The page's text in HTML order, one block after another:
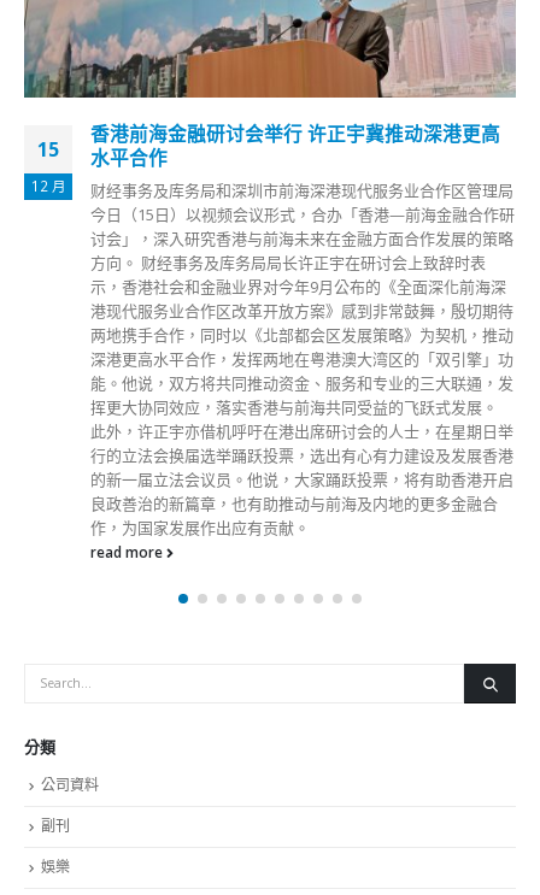
15
12 月
香港前海金融研讨会举行 许正宇冀推动深港更高
水平合作
财经事务及库务局和深圳市前海深港现代服务业合作区管理局
今日（15日）以视频会议形式，合办「香港—前海金融合作研
讨会」，深入研究香港与前海未来在金融方面合作发展的策略
方向。 财经事务及库务局局长许正宇在研讨会上致辞时表
示，香港社会和金融业界对今年9月公布的《全面深化前海深
港现代服务业合作区改革开放方案》感到非常鼓舞，殷切期待
两地携手合作，同时以《北部都会区发展策略》为契机，推动
深港更高水平合作，发挥两地在粤港澳大湾区的「双引擎」功
能。他说，双方将共同推动资金、服务和专业的三大联通，发
挥更大协同效应，落实香港与前海共同受益的飞跃式发展。
此外，许正宇亦借机呼吁在港出席研讨会的人士，在星期日举
行的立法会换届选举踊跃投票，选出有心有力建设及发展香港
的新一届立法会议员。他说，大家踊跃投票，将有助香港开启
良政善治的新篇章，也有助推动与前海及内地的更多金融合
作，为国家发展作出应有贡献。
read more
分類
公司資料
副刊
娛樂